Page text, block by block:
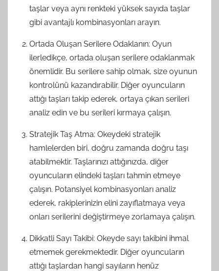
taşlar veya aynı renkteki yüksek sayıda taşlar
gibi avantajlı kombinasyonları arayın.
Ortada Oluşan Serilere Odaklanın: Oyun
ilerledikçe, ortada oluşan serilere odaklanmak
önemlidir. Bu serilere sahip olmak, size oyunun
kontrolünü kazandırabilir. Diğer oyuncuların
attığı taşları takip ederek, ortaya çıkan serileri
analiz edin ve bu serileri kırmaya çalışın.
Stratejik Taş Atma: Okeydeki stratejik
hamlelerden biri, doğru zamanda doğru taşı
atabilmektir. Taşlarınızı attığınızda, diğer
oyuncuların elindeki taşları tahmin etmeye
çalışın. Potansiyel kombinasyonları analiz
ederek, rakiplerinizin elini zayıflatmaya veya
onları serilerini değiştirmeye zorlamaya çalışın.
Dikkatli Sayı Takibi: Okeyde sayı takibini ihmal
etmemek gerekmektedir. Diğer oyuncuların
attığı taşlardan hangi sayıların henüz